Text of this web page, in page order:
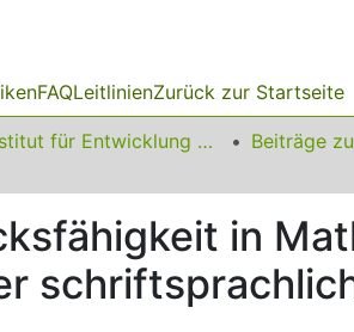
FAQLeitlinienZurück zur Startseite
Institut für Entwicklung und Erforschung des Mathematikunterrichts
in